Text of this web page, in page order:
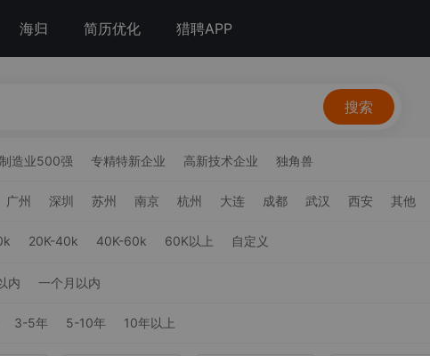
海归 简历优化 猎聘APP
搜索
制造业500强 专精特新企业 高新技术企业 独角兽
广州 深圳 苏州 南京 杭州 大连 成都 武汉 西安 其他
20K-40k 40K-60k 60K以上 自定义
内 一个月以内
3-5年 5-10年 10年以上